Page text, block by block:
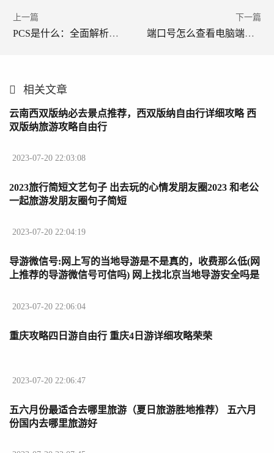
上一篇
PCS是什么：全面解析其含义、应用与发展
下一篇
端口号怎么查看电脑端口号的识别方法与实用技巧
相关文章
云南西双版纳必去景点推荐，西双版纳自由行详细攻略 西
双版纳旅游攻略自由行
2023-07-20 22:03:08
2023旅行简短文艺句子 出去玩的心情发朋友圈2023 和老公
一起旅游发朋友圈句子简短
2023-07-20 22:04:19
导游微信号:网上写的当地导游是不是真的，收费那么低(网
上推荐的导游微信号可信吗) 网上找北京当地导游安全吗是
2023-07-20 22:06:04
重庆攻略四日游自由行 重庆4日游详细攻略荣荣
2023-07-20 22:06:47
五六月份最适合去哪里旅游（夏日旅游胜地推荐） 五六月
份国内去哪里旅游好